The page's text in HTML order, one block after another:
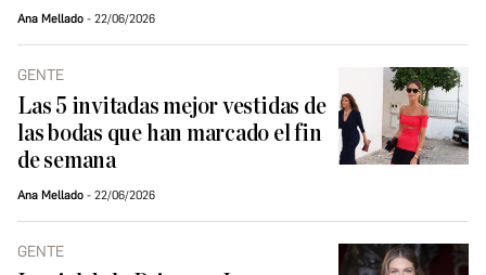
Ana Mellado 22/06/2026
GENTE
Las 5 invitadas mejor vestidas de
las bodas que han marcado el fin
de semana
Ana Mellado 22/06/2026
GENTE